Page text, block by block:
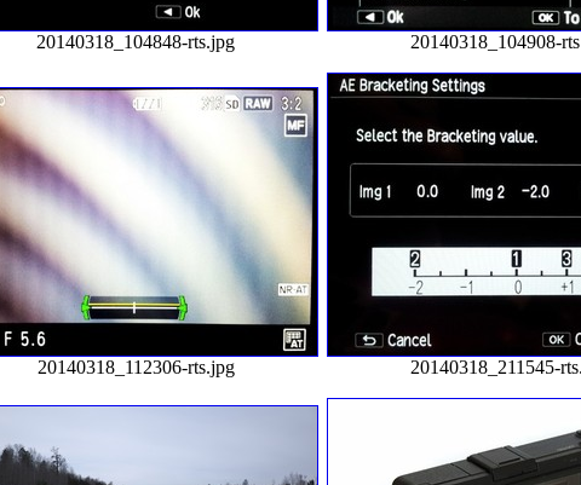
20140318_104848-rts.jpg 20140318_104908-
20140318_112306-rts.jpg 20140318_211545-